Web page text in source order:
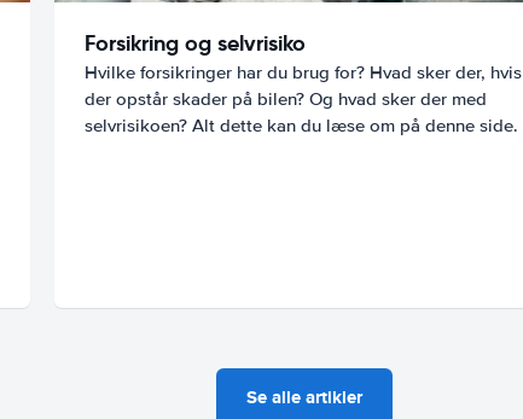
Forsikring og selvrisiko
Hvilke forsikringer har du brug for? Hvad sker der, hvis
der opstår skader på bilen? Og hvad sker der med
selvrisikoen? Alt dette kan du læse om på denne side.
Se alle artikler